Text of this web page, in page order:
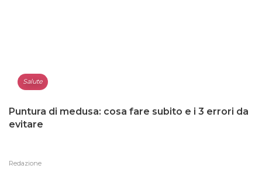
Salute
Puntura di medusa: cosa fare subito e i 3 errori da
evitare
Redazione